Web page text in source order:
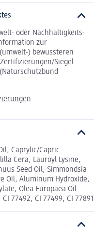
oder Nachhaltigkeits-
zur
) bewussteren
Siegel
Caprylic/Capric
Cera, Lauroyl Lysine,
Seed Oil, Simmondsia
Oil, Aluminum Hydroxide,
Olea Europaea Oil
77492, CI 77499, CI 77891